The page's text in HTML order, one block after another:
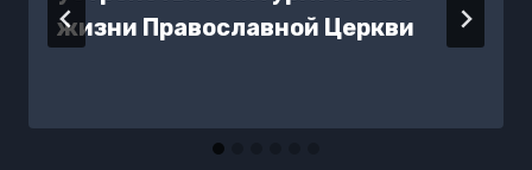
жизни Православной Церкви